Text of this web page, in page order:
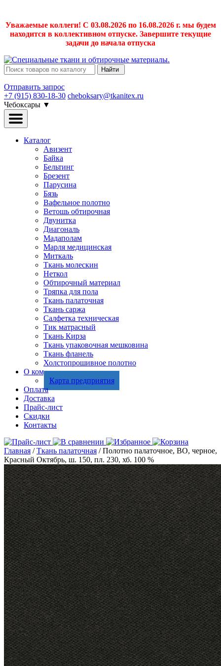
Уважаемые коллеги! С 03.08.2026 по 16.08.2026 г. мы будем
находится в коллективном отпуске. Завершите текущие
задачи до начала отпуска
Найти
Отправить запрос
+7 (915) 830-18-30 cheboksary@tkanitex.ru
Чебоксары ▼
Каталог
Авизент
Байка
Бельтинг
Брезент
Парусина
Бязь
Вафельное полотно
Ветошь обтирочная
Двунитка
Диагональ
Мадаполам
Марля медицинская
Миткаль
Ткань молескин
Неткол
Обтирочный материал
Тряпка для пола
Ткань палаточная
Ткань саржа
Салфетка техническая
Тик матрасный
Ткань Кирза
Ткань упаковочная мешковина
Ткань фланель
Холстопрошивное полотно
О компании
Карта предприятия
Оплата
Доставка
Прайс-лист
Скидки
Контакты
Главная /Ткань палаточная / Полотно палаточное, ВО, черное,
Красный Октябрь, ш. 150, пл. 230, хб. 100 %